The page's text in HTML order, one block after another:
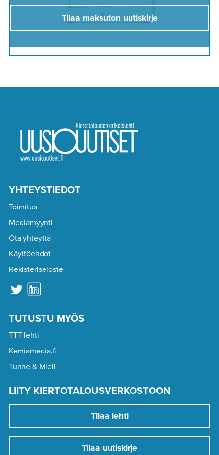
Tilaa maksuton uutiskirje
YHTEYSTIEDOT
Toimitus
Mediamyynti
Ota yhteyttä
Käyttöehdot
Rekisteriseloste
TUTUSTU MYÖS
TTT-lehti
Kemiamedia.fi
Tunne & Mieli
LIITY KIERTOTALOUSVERKOSTOON
Tilaa lehti
Tilaa uutiskirje